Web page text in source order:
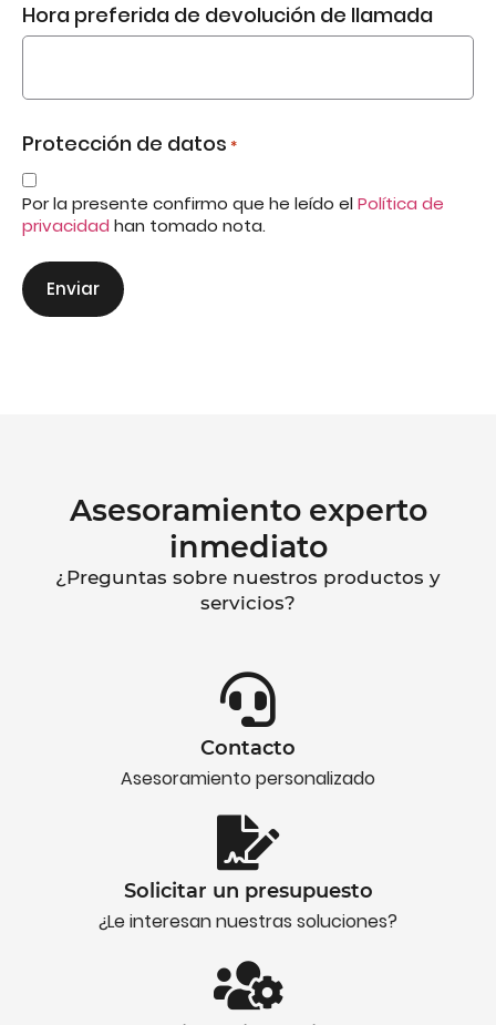
Hora preferida de devolución de llamada
Protección de datos *
Por la presente confirmo que he leído el Política de
privacidad han tomado nota.
Asesoramiento experto
inmediato
¿Preguntas sobre nuestros productos y
servicios?
Contacto
Asesoramiento personalizado
Solicitar un presupuesto
¿Le interesan nuestras soluciones?